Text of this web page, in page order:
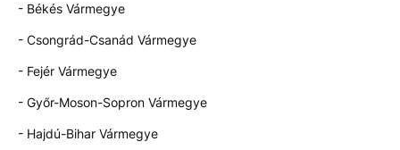
- Békés Vármegye
- Csongrád-Csanád Vármegye
- Fejér Vármegye
- Győr-Moson-Sopron Vármegye
- Hajdú-Bihar Vármegye